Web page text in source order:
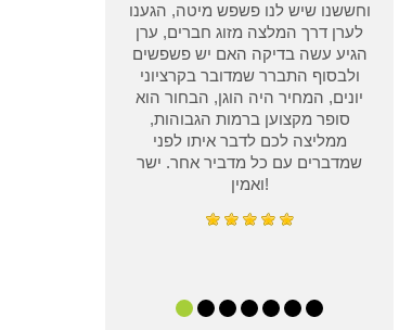
וחששנו שיש לנו פשפש מיטה, הגענו
לערן דרך המלצה מזוג חברים, ערן
הגיע עשה בדיקה האם יש פשפשים
ולבסוף התברר שמדובר בקרציוני
יונים, המחיר היה הוגן, הבחור הוא
סופר מקצוען ברמות הגבוהות,
ממליצה לכם לדבר איתו לפני
שמדברים עם כל מדביר אחר. ישר
ואמין!